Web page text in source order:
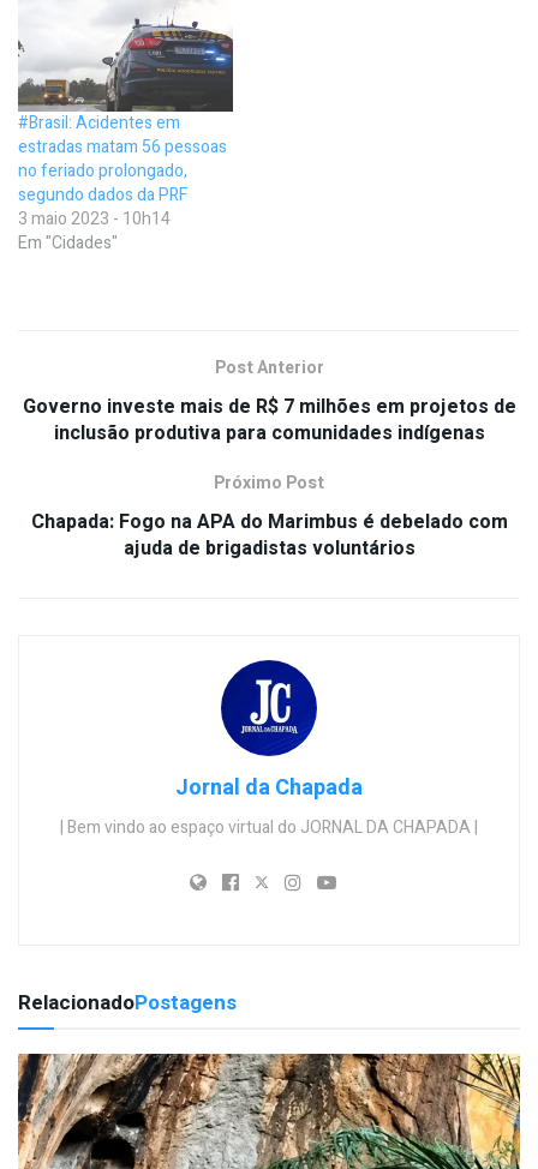
#Brasil: Acidentes em
estradas matam 56 pessoas
no feriado prolongado,
segundo dados da PRF
3 maio 2023 - 10h14
Em "Cidades"
Post Anterior
Governo investe mais de R$ 7 milhões em projetos de
inclusão produtiva para comunidades indígenas
Próximo Post
Chapada: Fogo na APA do Marimbus é debelado com
ajuda de brigadistas voluntários
Jornal da Chapada
| Bem vindo ao espaço virtual do JORNAL DA CHAPADA |
RelacionadoPostagens